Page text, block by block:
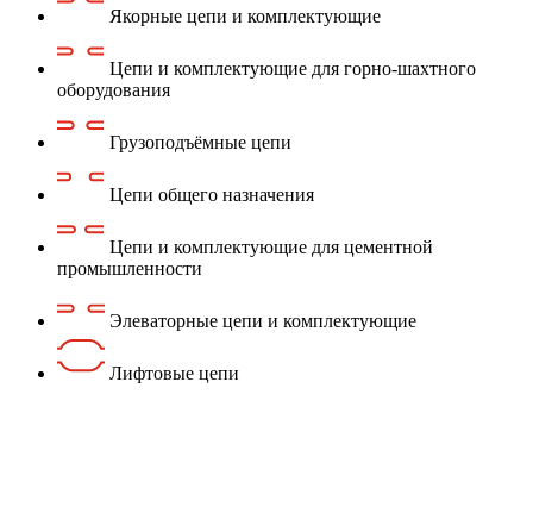
Якорные цепи и комплектующие
Цепи и комплектующие для горно-шахтного
оборудования
Грузоподъёмные цепи
Цепи общего назначения
Цепи и комплектующие для цементной
промышленности
Элеваторные цепи и комплектующие
Лифтовые цепи